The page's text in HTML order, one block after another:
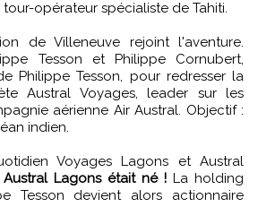
tour-opérateur spécialiste de Tahiti.
de Villeneuve rejoint l'aventure.
Tesson et Philippe Cornubert,
Philippe Tesson, pour redresser la
Austral Voyages, leader sur les
aérienne Air Austral. Objectif :
indien.
Voyages Lagons et Austral
Austral Lagons était né ! La holding
Tesson devient alors actionnaire